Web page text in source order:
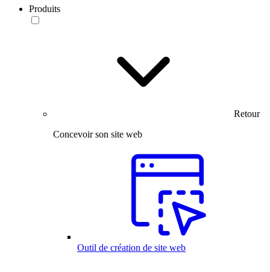
Produits
Retour
Concevoir son site web
Outil de création de site web